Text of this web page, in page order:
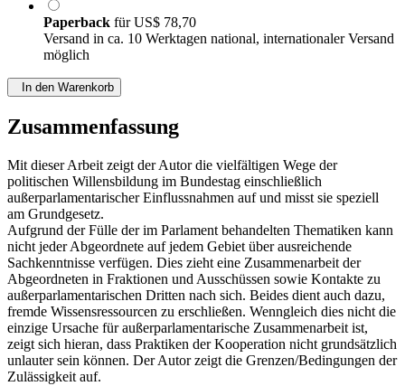
Paperback fürUS$ 78,70
Versand in ca. 10 Werktagen national, internationaler Versand
möglich
In den Warenkorb
Zusammenfassung
Mit dieser Arbeit zeigt der Autor die vielfältigen Wege der
politischen Willensbildung im Bundestag einschließlich
außerparlamentarischer Einflussnahmen auf und misst sie speziell
am Grundgesetz.
Aufgrund der Fülle der im Parlament behandelten Thematiken kann
nicht jeder Abgeordnete auf jedem Gebiet über ausreichende
Sachkenntnisse verfügen. Dies zieht eine Zusammenarbeit der
Abgeordneten in Fraktionen und Ausschüssen sowie Kontakte zu
außerparlamentarischen Dritten nach sich. Beides dient auch dazu,
fremde Wissensressourcen zu erschließen. Wenngleich dies nicht die
einzige Ursache für außerparlamentarische Zusammenarbeit ist,
zeigt sich hieran, dass Praktiken der Kooperation nicht grundsätzlich
unlauter sein können. Der Autor zeigt die Grenzen/Bedingungen der
Zulässigkeit auf.